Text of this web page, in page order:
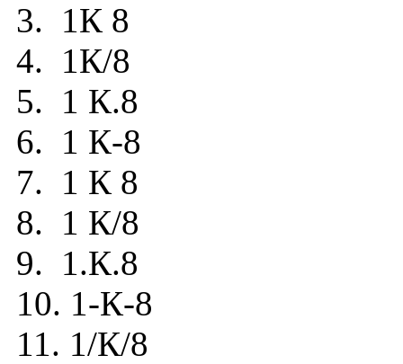
3. 1К 8
4. 1К/8
5. 1 К.8
6. 1 К-8
7. 1 К 8
8. 1 К/8
9. 1.К.8
10. 1-К-8
11. 1/К/8